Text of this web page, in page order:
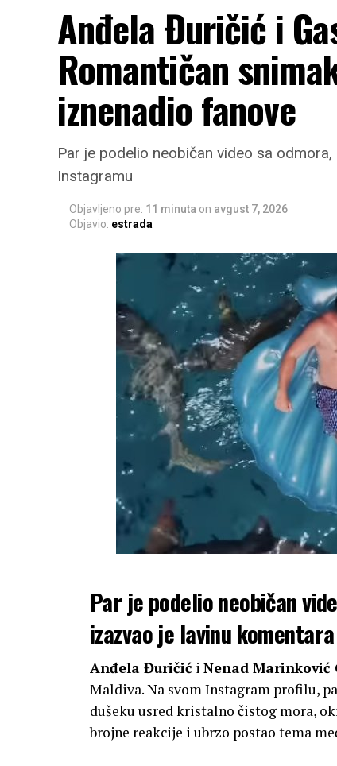
Anđela Đuričić i
Romantičan
iznenadio fanove
Par je podelio neobičan video sa
Instagramu
Objavljeno pre: 11 minuta on avgust 7, 2026
Objavio: estrada
Par je podelio neobičan
izazvao je lavinu
Anđela Đuričić i Nenad Marinković
Maldiva. Na svom Instagram profilu,
dušeku usred kristalno čistog mora,
brojne reakcije i ubrzo postao tema